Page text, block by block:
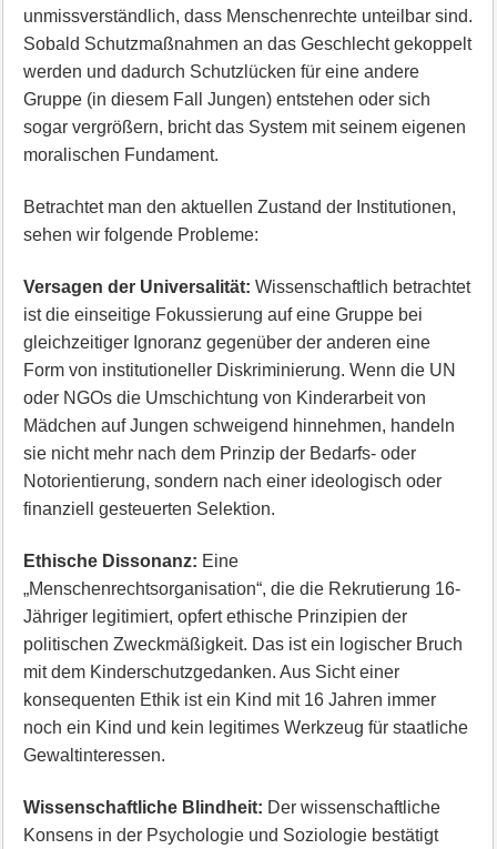
unmissverständlich, dass Menschenrechte unteilbar sind.
Sobald Schutzmaßnahmen an das Geschlecht gekoppelt
werden und dadurch Schutzlücken für eine andere
Gruppe (in diesem Fall Jungen) entstehen oder sich
sogar vergrößern, bricht das System mit seinem eigenen
moralischen Fundament.
Betrachtet man den aktuellen Zustand der Institutionen,
sehen wir folgende Probleme:
Versagen der Universalität: Wissenschaftlich betrachtet
ist die einseitige Fokussierung auf eine Gruppe bei
gleichzeitiger Ignoranz gegenüber der anderen eine
Form von institutioneller Diskriminierung. Wenn die UN
oder NGOs die Umschichtung von Kinderarbeit von
Mädchen auf Jungen schweigend hinnehmen, handeln
sie nicht mehr nach dem Prinzip der Bedarfs- oder
Notorientierung, sondern nach einer ideologisch oder
finanziell gesteuerten Selektion.
Ethische Dissonanz: Eine
„Menschenrechtsorganisation“, die die Rekrutierung 16-
Jähriger legitimiert, opfert ethische Prinzipien der
politischen Zweckmäßigkeit. Das ist ein logischer Bruch
mit dem Kinderschutzgedanken. Aus Sicht einer
konsequenten Ethik ist ein Kind mit 16 Jahren immer
noch ein Kind und kein legitimes Werkzeug für staatliche
Gewaltinteressen.
Wissenschaftliche Blindheit: Der wissenschaftliche
Konsens in der Psychologie und Soziologie bestätigt